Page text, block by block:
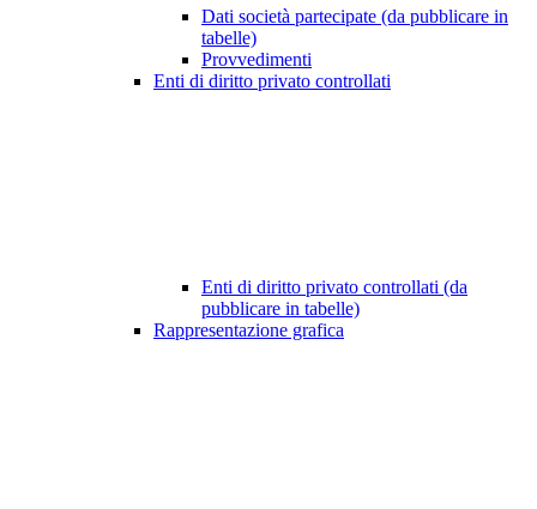
Dati società partecipate (da pubblicare in
tabelle)
Provvedimenti
Enti di diritto privato controllati
Enti di diritto privato controllati (da
pubblicare in tabelle)
Rappresentazione grafica